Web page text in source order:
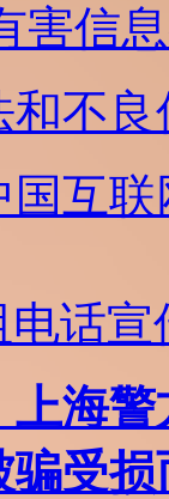
害信
和不
国互
电话宣
海
受